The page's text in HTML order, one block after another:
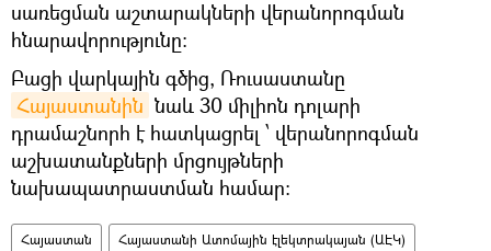
սառեցման աշտարակների վերանորոգման
հնարավորությունը։
Բացի վարկային գծից, Ռուսաստանը
Հայաստանին նաև 30 միլիոն դոլարի
դրամաշնորհ է հատկացրել ՝ վերանորոգման
աշխատանքների մրցույթների
նախապատրաստման համար։
Հայաստան Հայաստանի Ատոմային էլեկտրակայան (ԱԷԿ)